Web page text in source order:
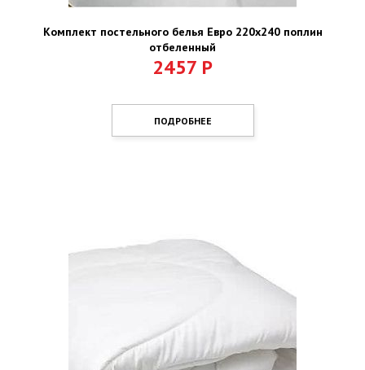
Комплект постельного белья Евро 220х240 поплин
отбеленный
2457 Р
ПОДРОБНЕЕ